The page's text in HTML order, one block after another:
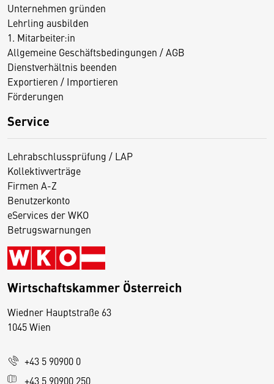
Unternehmen gründen
Lehrling ausbilden
1. Mitarbeiter:in
Allgemeine Geschäftsbedingungen / AGB
Dienstverhältnis beenden
Exportieren / Importieren
Förderungen
Service
Lehrabschlussprüfung / LAP
Kollektivverträge
Firmen A-Z
Benutzerkonto
eServices der WKO
Betrugswarnungen
Wirtschaftskammer Österreich
Wiedner Hauptstraße 63
1045 Wien
+43 5 90900 0
+43 5 90900 250
D
s
e